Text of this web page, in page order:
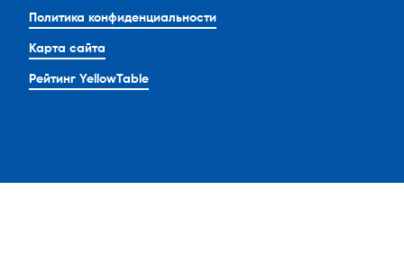
Политика конфиденциальности
Карта сайта
Рейтинг YellowTable